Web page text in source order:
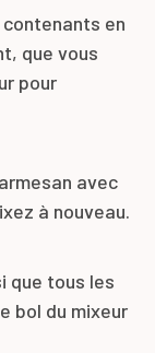
en
que vous
pour
avec
à nouveau.
que tous les
bol du mixeur